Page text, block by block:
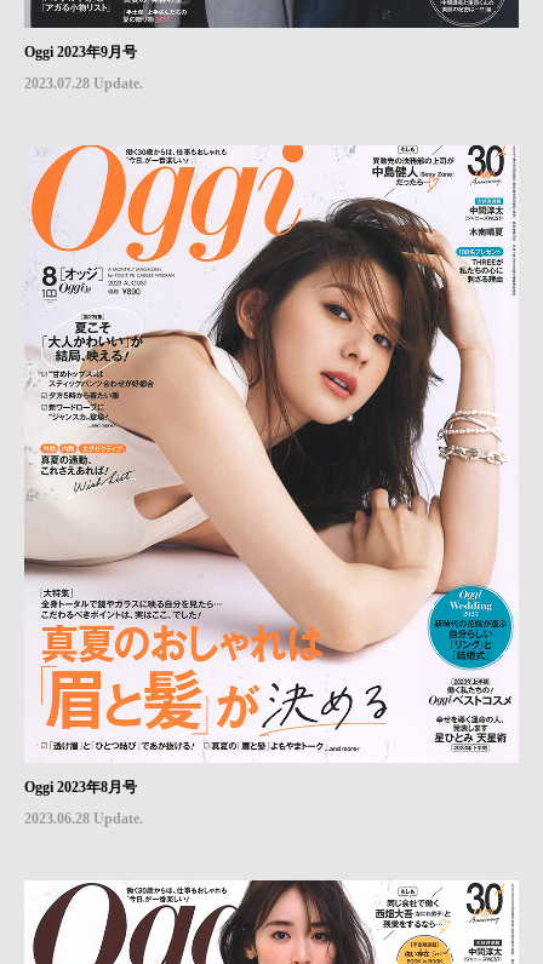
Oggi 2023年9月号
2023.07.28 Update.
Oggi 2023年8月号
2023.06.28 Update.